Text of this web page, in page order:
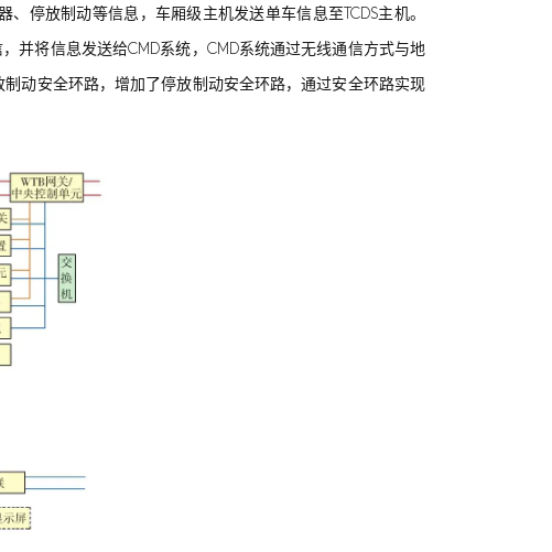
停放制动等信息，车厢级主机发送单车信息至TCDS主机。
并将信息发送给CMD系统，CMD系统通过无线通信方式与地
动安全环路，增加了停放制动安全环路，通过安全环路实现